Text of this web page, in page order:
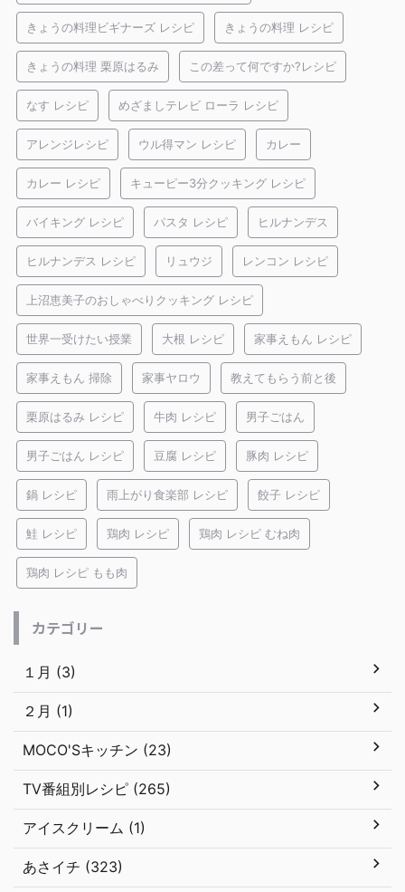
きょうの料理ビギナーズ レシピ きょうの料理 レシピ
きょうの料理 栗原はるみ この差って何ですか?レシピ
なす レシピ めざましテレビ ローラ レシピ
アレンジレシピ ウル得マン レシピ カレー
カレー レシピ キューピー3分クッキング レシピ
バイキング レシピ パスタ レシピ ヒルナンデス
ヒルナンデス レシピ リュウジ レンコン レシピ
上沼恵美子のおしゃべりクッキング レシピ
世界一受けたい授業 大根 レシピ 家事えもん レシピ
家事えもん 掃除 家事ヤロウ 教えてもらう前と後
栗原はるみ レシピ 牛肉 レシピ 男子ごはん
男子ごはん レシピ 豆腐 レシピ 豚肉 レシピ
鍋 レシピ 雨上がり食楽部 レシピ 餃子 レシピ
鮭 レシピ 鶏肉 レシピ 鶏肉 レシピ むね肉
鶏肉 レシピ もも肉
カテゴリー
１月 (3)
２月 (1)
MOCO'Sキッチン (23)
TV番組別レシピ (265)
アイスクリーム (1)
あさイチ (323)